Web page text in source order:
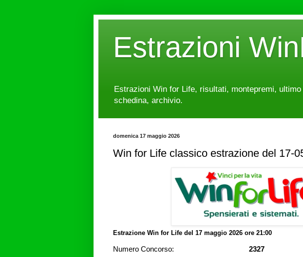
Estrazioni
Estrazioni Win for Life, risultati, montepremi,
schedina, archivio.
domenica 17 maggio 2026
Win for Life classico estrazione del 17-
Estrazione Win for Life del 17 maggio 2026 ore 21:00
Numero Concorso: 2327